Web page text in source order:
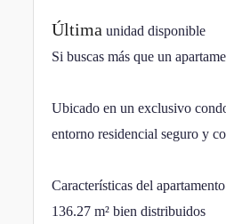
Última unidad disponible
Si buscas más que un
Ubicado en un exclusivo
entorno residencial seguro y
Características del
136.27 m² bien distribuidos